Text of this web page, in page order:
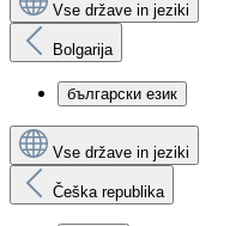
Vse države in jeziki
Bolgarija
български език
Vse države in jeziki
Češka republika